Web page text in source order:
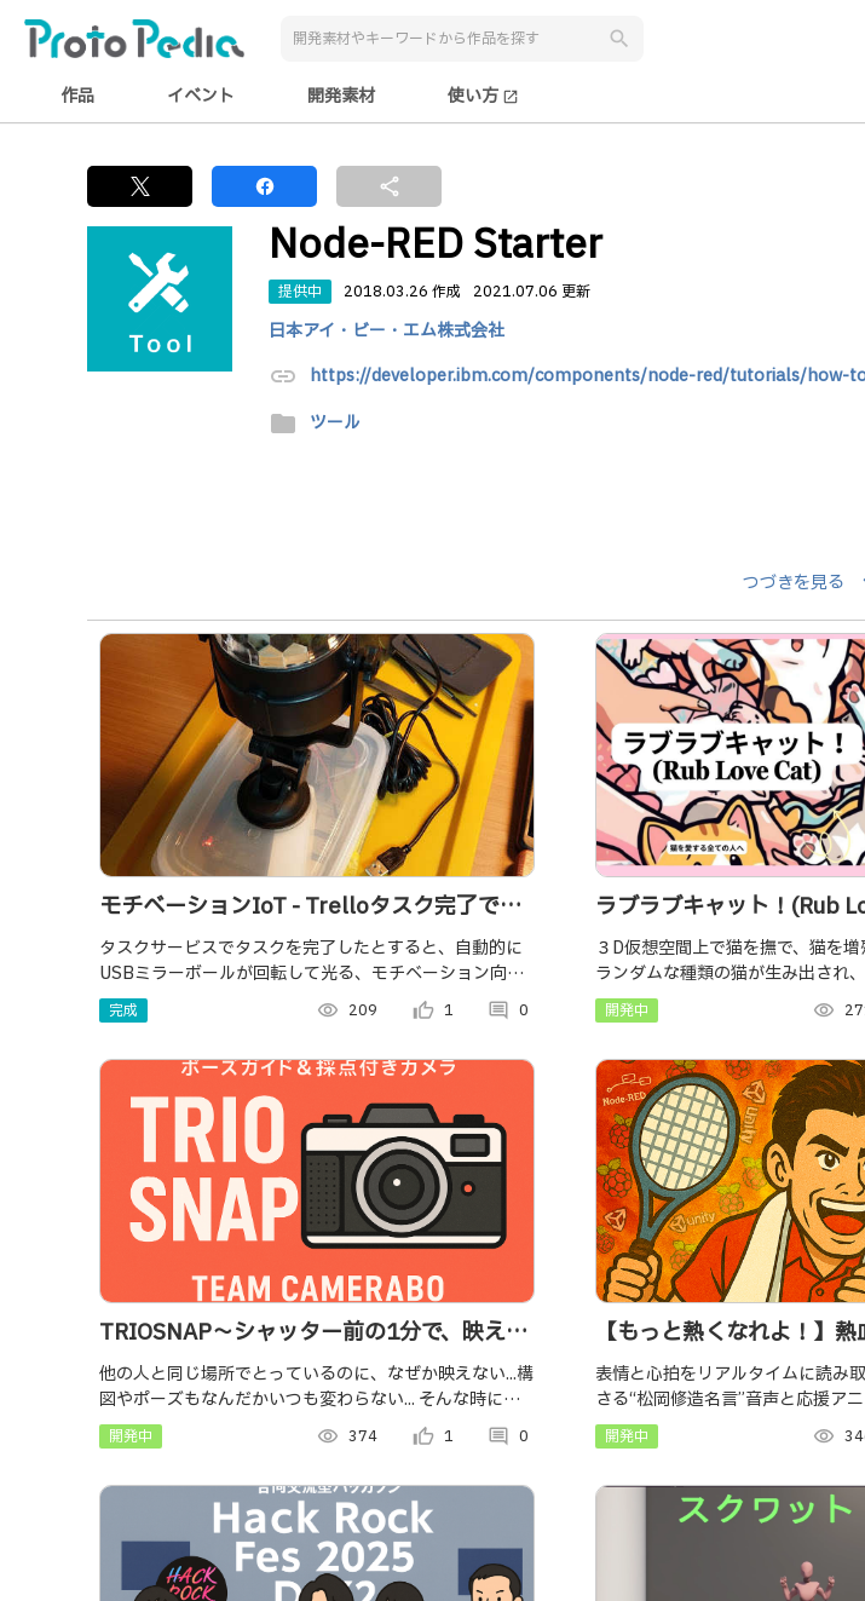
search
作品 イベント 開発素材 使い方 open_in_new
share
Node-RED Starter
提供中 2018.03.26 作成 2021.07.06 更新
日本アイ・ビー・エム株式会社
link https://developer.ibm.com/components/node-red/tutorials/how-
folder ツール
つづきを見る
モチベーションIoT - Trelloタスク完了でミ
ラーボールが回る達成感システム
タスクサービスでタスクを完了したとすると、自動的に
USBミラーボールが回転して光る、モチベーション向上
を目指しました。クラウドとローカルデバイスをシーム
レスに連携。タスク完了の達成感を視覚化しました。
完成 visibility 209 thumb_up_alt 1 comment 0
ラブラブキャット！(Rub Love
愛する全ての人達へ～
３D仮想空間上で猫を撫で、猫を
ランダムな種類の猫が生み出され
増やした猫の種類と数などの基準
様々な種類の猫を生成し、ランダム
開発中 visibility
TRIOSNAP～シャッター前の1分で、映える
写真撮影を～
他の人と同じ場所でとっているのに、なぜか映えない...構
図やポーズもなんだかいつも変わらない... そんな時にカ
メラを構えると、背後のオブジェクトを認識して、最適
なカメラの位置、人の立ち位置、ポーズを
開発中 visibility 374 thumb_up_alt 1 comment 0
【もっと熱くなれよ！】
ー
表情と心拍をリアルタイムに読み
さる“松岡修造名言”音声と応援ア
血AIモチベーター。1分後、あなた
す。
開発中 visibility